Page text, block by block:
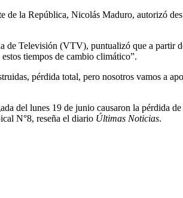
la República, Nicolás Maduro, autorizó
Televisión (VTV), puntualizó que a partir
tiempos de cambio climático”.
pérdida total, pero nosotros vamos a
del lunes 19 de junio causaron la pérdida
N°8, reseña el diario Últimas Noticias.